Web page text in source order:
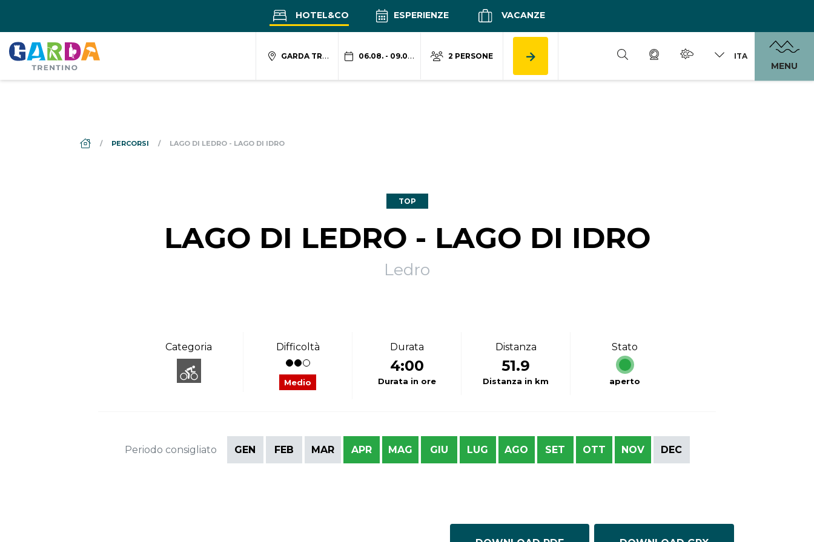
HOTEL&CO ESPERIENZE VACANZE
GARDA TRENTINO 06.08. - 09.08. 2 PERSONE ITA
MENU
DS_BREADCRUMB.HOME
PERCORSI LAGO DI LEDRO - LAGO DI IDRO
TOP
LAGO DI LEDRO - LAGO DI IDRO
Ledro
Categoria Difficoltà
Medio
Durata
4:00
Durata in ore
Distanza
51.9
Distanza in km
Stato
aperto
Periodo consigliato GEN FEB MAR APR MAG GIU LUG AGO SET OTT NOV DEC